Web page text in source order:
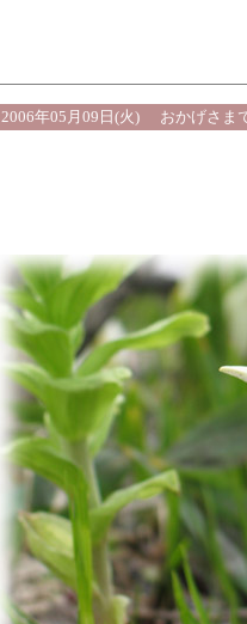
2006年05月09日(火) おかげさま